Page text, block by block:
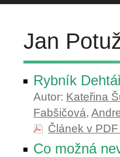
Jan
Rybník
Autor: Kateřina
Fabšičová,
Článek v
Co možná